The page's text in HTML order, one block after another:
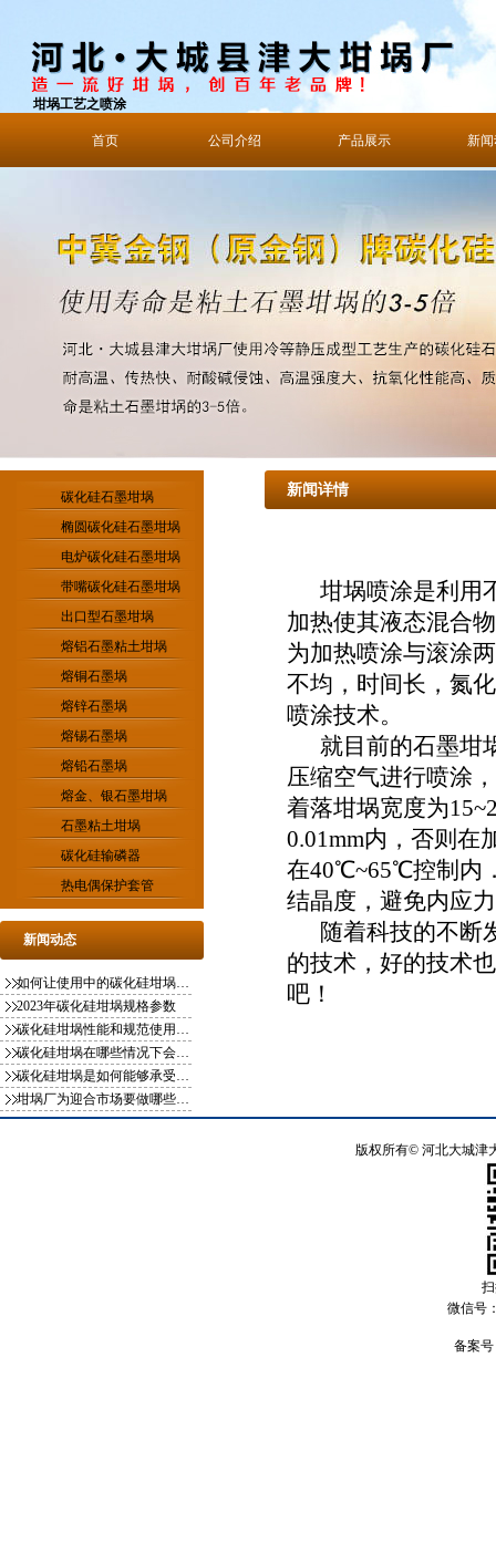
坩埚工艺之喷涂
首页 公司介绍 产品展示 新
碳化硅石墨坩埚
椭圆碳化硅石墨坩埚
电炉碳化硅石墨坩埚
带嘴碳化硅石墨坩埚
出口型石墨坩埚
熔铝石墨粘土坩埚
熔铜石墨埚
熔锌石墨埚
熔锡石墨埚
熔铅石墨埚
熔金、银石墨坩埚
石墨粘土坩埚
碳化硅输磷器
热电偶保护套管
新闻动态
如何让使用中的碳化硅坩埚更稳定
2023年碳化硅坩埚规格参数
碳化硅坩埚性能和规范使用方式你知
碳化硅坩埚在哪些情况下会影响使用
碳化硅坩埚是如何能够承受一千多度
坩埚厂为迎合市场要做哪些变化
新闻详情
坩埚喷涂是利用
加热使其液态混合
为加热喷涂与滚涂
不均，时间长，氮
喷涂技术。
就目前的石墨坩
压缩空气进行喷涂
着落坩埚宽度为
0.01mm内，否则在
在40℃~65℃控制内
结晶度，避免内应
随着科技的不断
的技术，好的技术
吧！
版权所有© 河北大城津
微信号
备案号